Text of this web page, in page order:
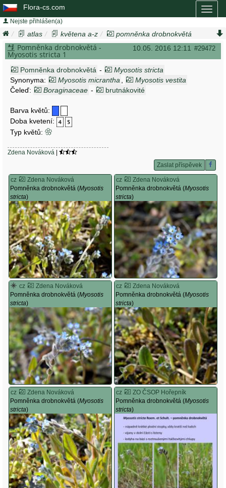
Flora-cs.com
Nejste přihlášen(a)
atlas květena a-z
pomněnka drobnokvětá
myosotis stricta
10.05. 2016 12:11 #29472
Pomněnka drobnokvětá -
Myosotis stricta 1
Pomněnka drobnokvětá -
Myosotis stricta
Synonyma:
Myosotis micrantha
Myosotis vestita
Čeleď:
Boraginaceae - brutnákovité
Barva květů:
Doba kvetení:
Typ květů:
Zdena Nováková |
Zaslat příspěvek
cz
Zdena Nováková
Pomněnka drobnokvětá (Myosotis
stricta)
cz
Zdena Nováková
Pomněnka drobnokvětá (Myosotis
stricta)
cz
Zdena Nováková
Pomněnka drobnokvětá (Myosotis
stricta)
cz
Zdena Nováková
Pomněnka drobnokvětá (Myosotis
stricta)
cz
Zdena Nováková
Pomněnka drobnokvětá (Myosotis
stricta)
cz
ZO ČSOP Hořepník
Pomněnka drobnokvětá (Myosotis
stricta)